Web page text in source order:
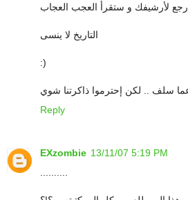
لأرشيفك و ستقرأ العجب العجاب
التاريخ لا ينسى
:)
عما سلف .. لكن إحترموا ذاكرتنا شوي
Reply
EXzombie 13/11/07 5:19 PM